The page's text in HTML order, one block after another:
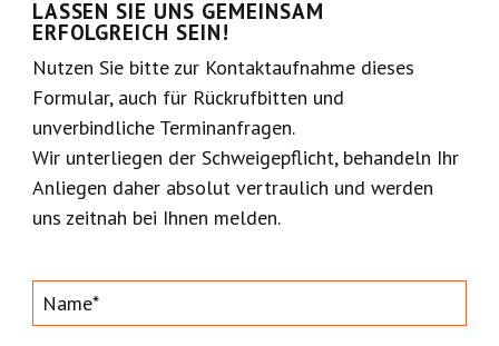
LASSEN SIE UNS GEMEINSAM
ERFOLGREICH SEIN!
Nutzen Sie bitte zur Kontaktaufnahme dieses
Formular, auch für Rückrufbitten und
unverbindliche Terminanfragen.
Wir unterliegen der Schweigepflicht, behandeln Ihr
Anliegen daher absolut vertraulich und werden
uns zeitnah bei Ihnen melden.